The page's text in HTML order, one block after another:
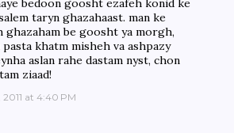
taryn ghazahaast. man ke
ghazaham be goosht ya morgh,
khatm misheh va ashpazy
aslan rahe dastam nyst, chon
ziaad!
at 4:40 PM